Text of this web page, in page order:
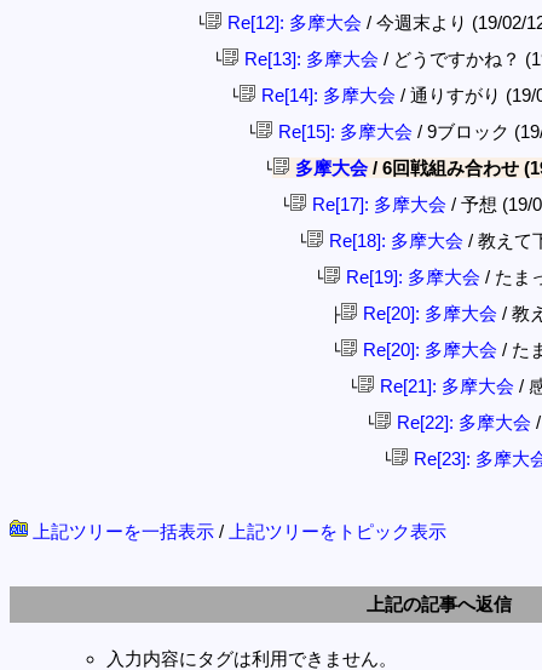
└ Re[12]: 多摩大会 / 今週末より (19/02/
└ Re[13]: 多摩大会 / どうですかね？
└ Re[14]: 多摩大会 / 通りすがり
└ Re[15]: 多摩大会 / 9ブロック
└ 多摩大会/ 6回戦組み合わせ
└ Re[17]: 多摩大会 / 予想 (19/
└ Re[18]: 多摩大会 / 教えて
└ Re[19]: 多摩大会 / たま
├ Re[20]: 多摩大会 / 教
└ Re[20]: 多摩大会 / た
└ Re[21]: 多摩大会 /
└ Re[22]: 多摩大会
└ Re[23]: 多摩大
上記ツリーを一括表示 / 上記ツリーをトピック表示
上記の記事へ返信
入力内容にタグは利用できません。